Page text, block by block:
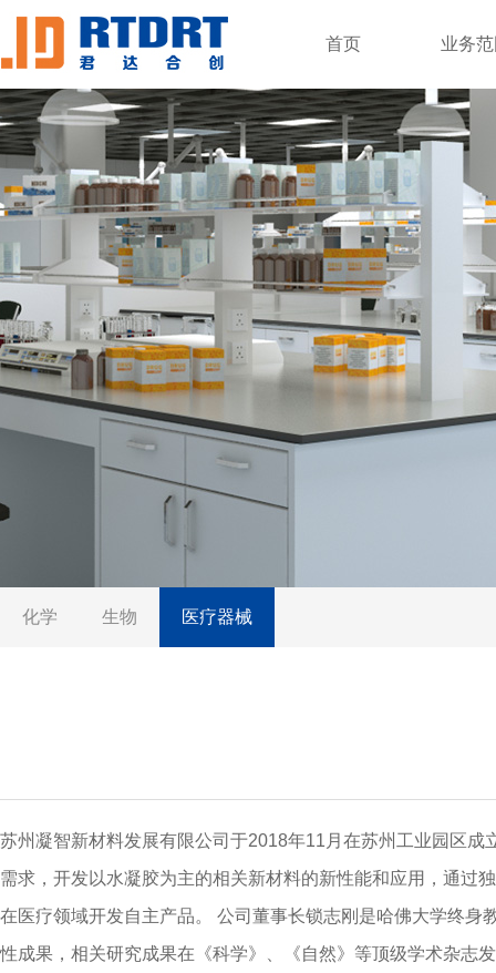
首页 业务
化学 生物 医疗器械
苏州凝智新材料发展有限公司于2018年11月在苏州工业园区
需求，开发以水凝胶为主的相关新材料的新性能和应用，通过
在医疗领域开发自主产品。 公司董事长锁志刚是哈佛大学终
性成果，相关研究成果在《科学》、《自然》等顶级学术杂志